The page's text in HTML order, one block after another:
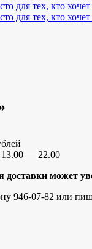
13.00 — 22.00
может
946-07-82 или